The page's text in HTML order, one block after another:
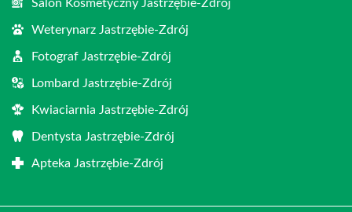
Salon Kosmetyczny Jastrzębie-Zdrój
Weterynarz Jastrzębie-Zdrój
Fotograf Jastrzębie-Zdrój
Lombard Jastrzębie-Zdrój
Kwiaciarnia Jastrzębie-Zdrój
Dentysta Jastrzębie-Zdrój
Apteka Jastrzębie-Zdrój